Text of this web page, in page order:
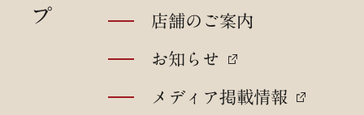
店舗のご案内
お知らせ
メディア掲載情報